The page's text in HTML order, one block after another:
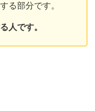
る部分です。
人です。